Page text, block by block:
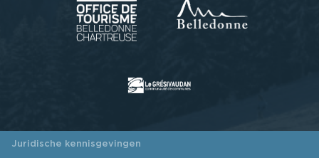
Juridische kennisgevingen